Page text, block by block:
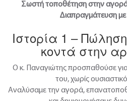
Σωστή τοποθέτηση στην
Διαπραγμάτευση με
Ιστορία 1 –
κοντά στην
Ο κ. Παναγιώτης προσπαθούσε
του, χωρίς
Αναλύσαμε την αγορά,